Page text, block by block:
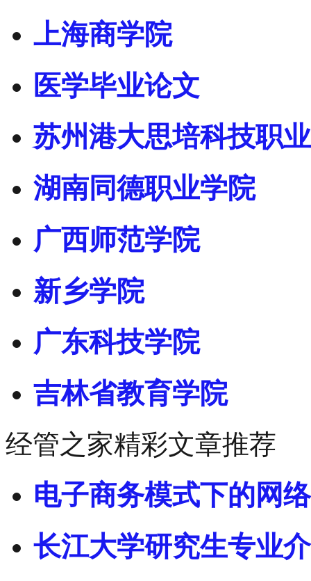
上海商学院
医学毕业论文
苏州港大思培科技职
湖南同德职业学院
广西师范学院
新乡学院
广东科技学院
吉林省教育学院
经管之家精彩文章推荐
电子商务模式下的网
长江大学研究生专业